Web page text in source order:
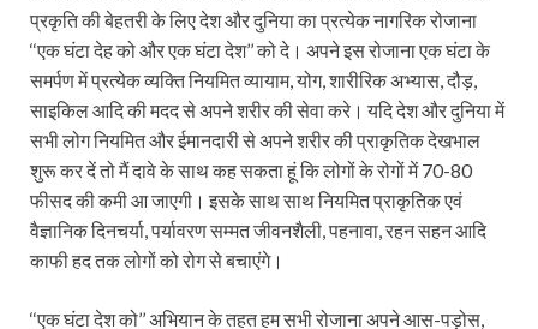
प्रकृति की बेहतरी के लिए देश और दुनिया का प्रत्येक नागरिक रोजाना
‘‘एक घंटा देह को और एक घंटा देश’’ को दे। अपने इस रोजाना एक घंटा के
समर्पण में प्रत्येक व्यक्ति नियमित व्यायाम, योग, शारीरिक अभ्यास, दौड़,
साइकिल आदि की मदद से अपने शरीर की सेवा करे। यदि देश और दुनिया में
सभी लोग नियमित और ईमानदारी से अपने शरीर की प्राकृतिक देखभाल
शुरू कर दें तो मैं दावे के साथ कह सकता हूं कि लोगों के रोगों में 70-80
फीसद की कमी आ जाएगी। इसके साथ साथ नियमित प्राकृतिक एवं
वैज्ञानिक दिनचर्या, पर्यावरण सम्मत जीवनशैली, पहनावा, रहन सहन आदि
काफी हद तक लोगों को रोग से बचाएंगे।
‘‘एक घंटा देश को’’ अभियान के तहत हम सभी रोजाना अपने आस-पड़ोस,